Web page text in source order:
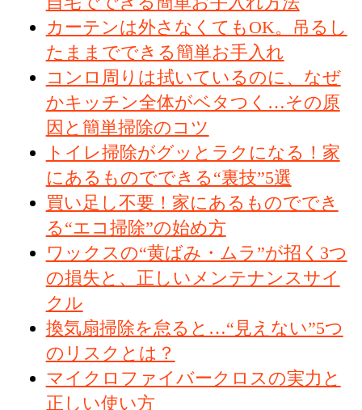
カーテンは外さなくてもOK。吊るし
たままでできる簡単お手入れ
コンロ周りは拭いているのに、なぜ
かキッチン全体がベタつく…その原
因と簡単掃除のコツ
トイレ掃除がグッとラクになる！家
にあるものでできる“裏技”5選
買い足し不要！家にあるものででき
る“エコ掃除”の始め方
ワックスの“黄ばみ・ムラ”が招く3つ
の損失と、正しいメンテナンスサイ
クル
換気扇掃除を怠ると…“見えない”5つ
のリスクとは？
マイクロファイバークロスの実力と
正しい使い方